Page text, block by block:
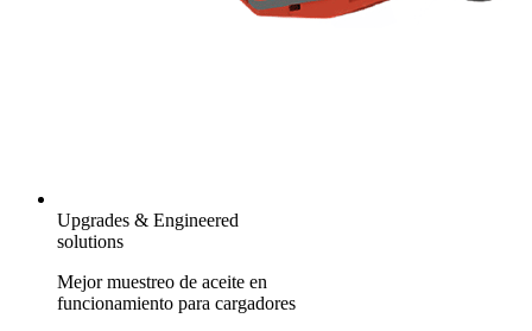
Upgrades & Engineered
solutions
Mejor muestreo de aceite en
funcionamiento para cargadores